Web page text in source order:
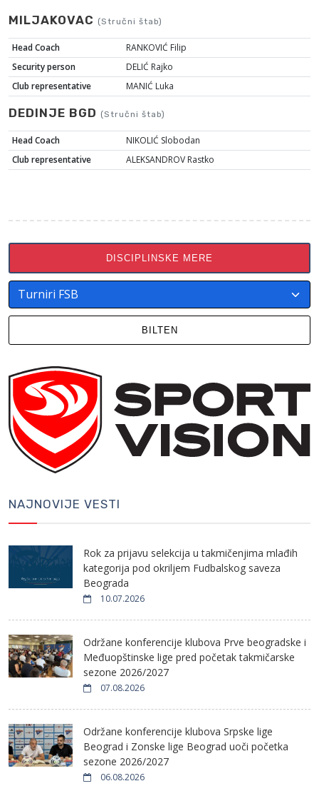
MILJAKOVAC (Stručni štab)
Head Coach
RANKOVIĆ Filip
Security person
DELIĆ Rajko
Club representative
MANIĆ Luka
DEDINJE BGD (Stručni štab)
Head Coach
NIKOLIĆ Slobodan
Club representative
ALEKSANDROV Rastko
DISCIPLINSKE MERE
BILTEN
NAJNOVIJE VESTI
Rok za prijavu selekcija u takmičenjima mlađih
kategorija pod okriljem Fudbalskog saveza
Beograda
10.07.2026
Održane konferencije klubova Prve beogradske i
Međuopštinske lige pred početak takmičarske
sezone 2026/2027
07.08.2026
Održane konferencije klubova Srpske lige
Beograd i Zonske lige Beograd uoči početka
sezone 2026/2027
06.08.2026